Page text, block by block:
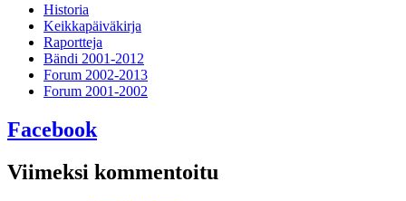
Historia
Keikkapäiväkirja
Raportteja
Bändi 2001-2012
Forum 2002-2013
Forum 2001-2002
Facebook
Viimeksi kommentoitu